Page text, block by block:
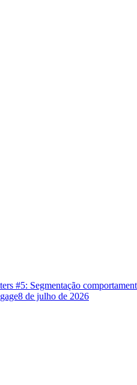
#5: Segmentação
8 de julho de 2026